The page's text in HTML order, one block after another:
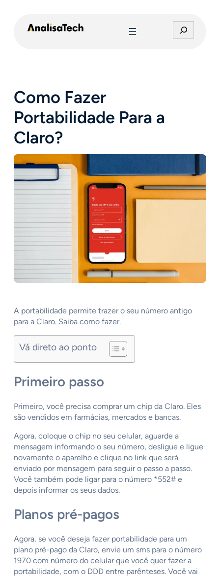
e
Como Fazer
Portabilidade Para a
Claro?
A portabilidade permite trazer o seu número antigo
para a Claro. Saiba como fazer.
Vá direto ao ponto
Primeiro passo
Primeiro, você precisa comprar um chip da Claro. Eles
são vendidos em farmácias, mercados e bancas.
Agora, coloque o chip no seu celular, aguarde a
mensagem informando o seu número, desligue e ligue
novamente o aparelho e clique no link que será
enviado por mensagem para seguir o passo a passo.
Você também pode ligar para o número *552# e
depois informar os seus dados.
Planos pré-pagos
Agora, se você deseja fazer portabilidade para um
plano pré-pago da Claro, envie um sms para o número
1970 com número do celular que você quer fazer a
portabilidade, com o DDD entre parênteses. Você vai